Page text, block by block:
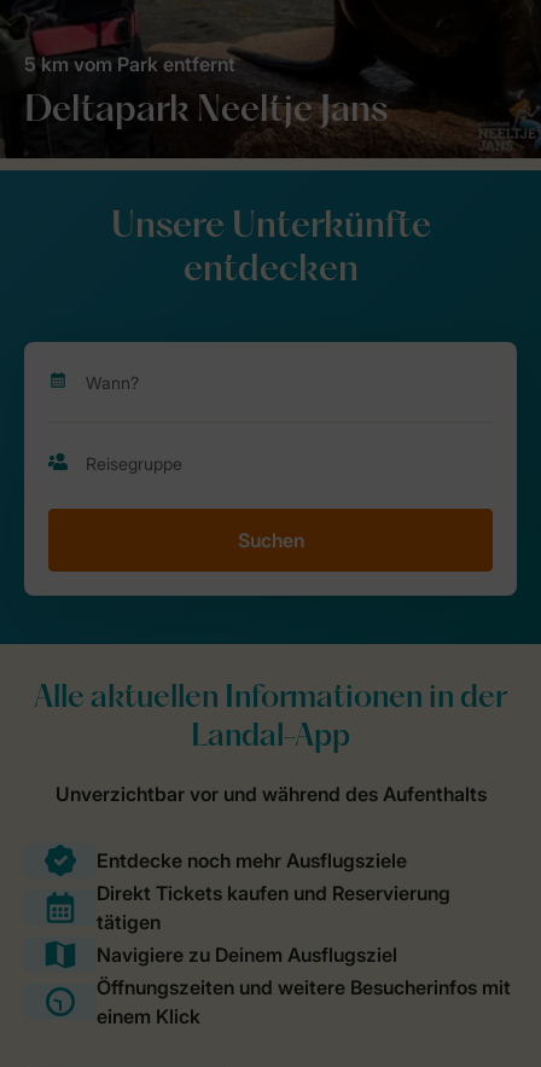
Deltapark Neeltje Jans
5 km vom Park entfernt
Unsere Unterkünfte
entdecken
Suchen